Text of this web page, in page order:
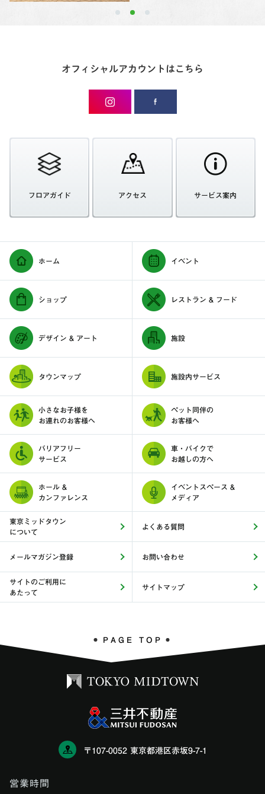
オフィシャルアカウントはこちら
フロアガイド アクセス サービス案内
ホーム イベント
ショップ レストラン & フード
デザイン & アート 施設
タウンマップ 施設内サービス
小さなお子様を
お連れのお客様へ
ペット同伴の
お客様へ
バリアフリー
サービス
車・バイクで
お越しの方へ
ホール &
カンファレンス
イベントスペース &
メディア
東京ミッドタウン
について
よくある質問
メールマガジン登録 お問い合わせ
サイトのご利用に
あたって
サイトマップ
PAGE TOP
〒107-0052 東京都港区赤坂9-7-1
営業時間